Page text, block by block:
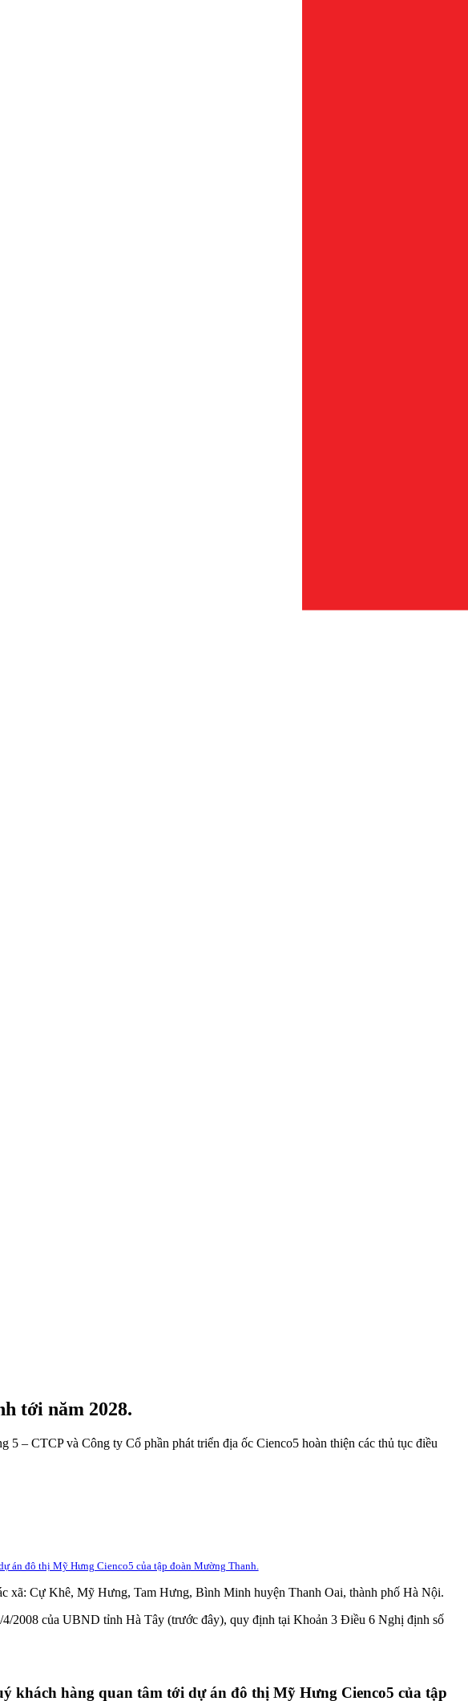
tới năm 2028.
– CTCP và Công ty Cổ phần phát triển địa ốc Cienco5 hoàn thiện các thủ tục điều
án đô thị Mỹ Hưng Cienco5 của tập đoàn Mường Thanh.
xã: Cự Khê, Mỹ Hưng, Tam Hưng, Bình Minh huyện Thanh Oai, thành phố Hà Nội.
2008 của UBND tỉnh Hà Tây (trước đây), quy định tại Khoản 3 Điều 6 Nghị định số
khách hàng quan tâm tới dự án đô thị Mỹ Hưng Cienco5 của tập